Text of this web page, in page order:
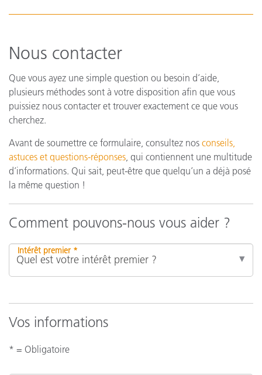
Nous contacter
Que vous ayez une simple question ou besoin d’aide,
plusieurs méthodes sont à votre disposition afin que vous
puissiez nous contacter et trouver exactement ce que vous
cherchez.
Avant de soumettre ce formulaire, consultez nos conseils,
astuces et questions-réponses, qui contiennent une multitude
d’informations. Qui sait, peut-être que quelqu’un a déjà posé
la même question !
Comment pouvons-nous vous aider ?
Intérêt premier *
Vos informations
* = Obligatoire